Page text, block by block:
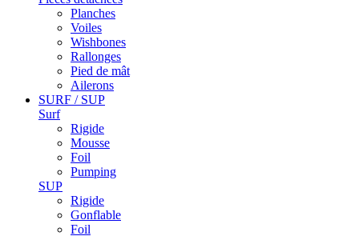
Planches
Voiles
Wishbones
Rallonges
Pied de mât
Ailerons
SURF / SUP
Surf
Rigide
Mousse
Foil
Pumping
SUP
Rigide
Gonflable
Foil